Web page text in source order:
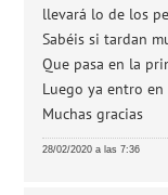
llevará lo de los
Sabéis si tardan
Que pasa en la
Luego ya entro en
Muchas gracias
28/02/2020 a las 7:36